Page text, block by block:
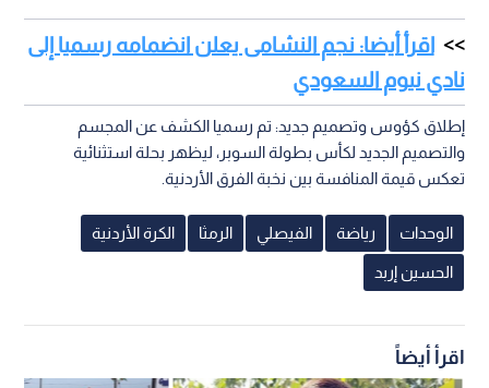
اقرأ أيضا: نجم النشامى يعلن انضمامه رسميا إلى
نادي نيوم السعودي
إطلاق كؤوس وتصميم جديد: تم رسميا الكشف عن المجسم
والتصميم الجديد لكأس بطولة السوبر، ليظهر بحلة استثنائية
تعكس قيمة المنافسة بين نخبة الفرق الأردنية.
الوحدات رياضة الفيصلي الرمثا الكرة الأردنية
الحسين إربد
اقرأ أيضاً